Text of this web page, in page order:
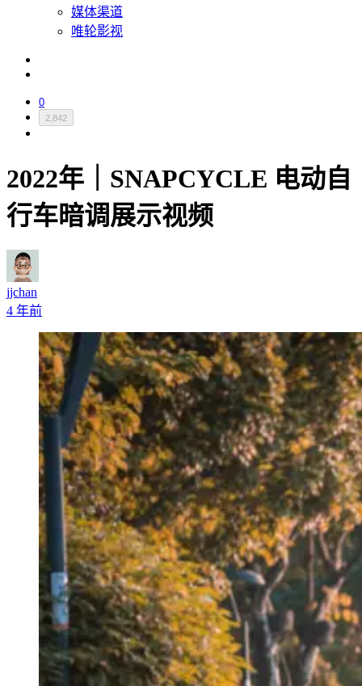
媒体渠道
唯轮影视
0
2,842
2022年｜SNAPCYCLE 电动自
行车暗调展示视频
jjchan
4 年前